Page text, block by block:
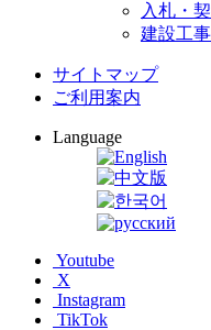
入札・
建設工
サイトマップ
ご利用案内
Language
Youtube
X
Instagram
TikTok